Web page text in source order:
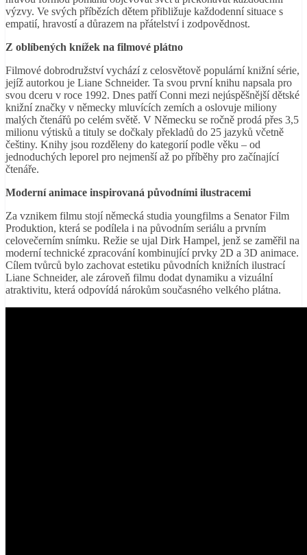
výzvy. Ve svých příbězích dětem přibližuje každodenní situace s
empatií, hravostí a důrazem na přátelství i zodpovědnost.
Z oblíbených knížek na filmové plátno
Filmové dobrodružství vychází z celosvětově populární knižní série,
jejíž autorkou je Liane Schneider. Ta svou první knihu napsala pro
svou dceru v roce 1992. Dnes patří Conni mezi nejúspěšnější dětské
knižní značky v německy mluvících zemích a oslovuje miliony
malých čtenářů po celém světě. V Německu se ročně prodá přes 3,5
milionu výtisků a tituly se dočkaly překladů do 25 jazyků včetně
češtiny. Knihy jsou rozděleny do kategorií podle věku – od
jednoduchých leporel pro nejmenší až po příběhy pro začínající
čtenáře.
Moderní animace inspirovaná původními ilustracemi
Za vznikem filmu stojí německá studia youngfilms a Senator Film
Produktion, která se podílela i na původním seriálu a prvním
celovečerním snímku. Režie se ujal Dirk Hampel, jenž se zaměřil na
moderní technické zpracování kombinující prvky 2D a 3D animace.
Cílem tvůrců bylo zachovat estetiku původních knižních ilustrací
Liane Schneider, ale zároveň filmu dodat dynamiku a vizuální
atraktivitu, která odpovídá nárokům současného velkého plátna.